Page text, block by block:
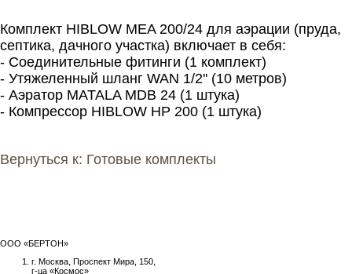
Комплект HIBLOW MEA 200/24 для аэрации (пруда,
септика, дачного участка) включает в себя:
- Соединительные фитинги (1 комплект)
- Утяжеленный шланг WAN 1/2'' (10 метров)
- Аэратор MATALA MDB 24 (1 штука)
- Компрессор HIBLOW HP 200 (1 штука)
Вернуться к: Готовые комплекты
ООО «БЕРТОН»
г. Москва, Проспект Мира, 150,
г-ца «Космос»